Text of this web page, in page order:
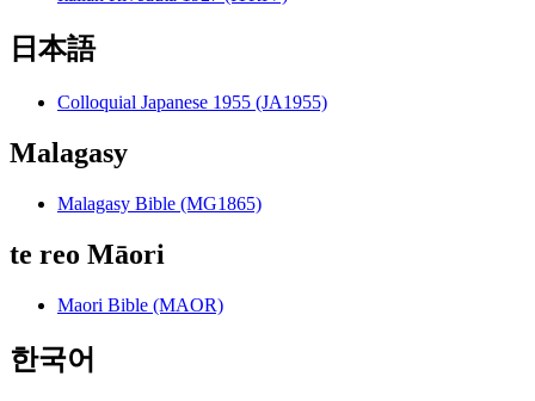
日本語
Colloquial Japanese 1955 (JA1955)
Malagasy
Malagasy Bible (MG1865)
te reo Māori
Maori Bible (MAOR)
한국어